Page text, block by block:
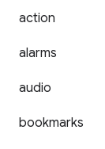
action
alarms
audio
bookmarks